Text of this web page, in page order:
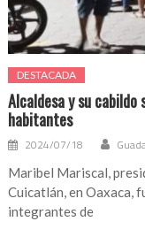
DESTACADA
Alcaldesa y su cabildo
habitantes
2024/07/18
Maribel Mariscal,
Cuicatlán, en Oaxaca,
integrantes de